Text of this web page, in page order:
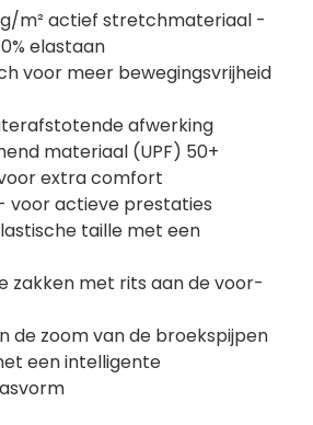
g/m² actief stretchmateriaal -
elastaan
voor meer bewegingsvrijheid
afwerking
materiaal (UPF) 50+
extra comfort
voor actieve prestaties
taille met een
zakken met rits aan de voor-
de zoom van de broekspijpen
een intelligente